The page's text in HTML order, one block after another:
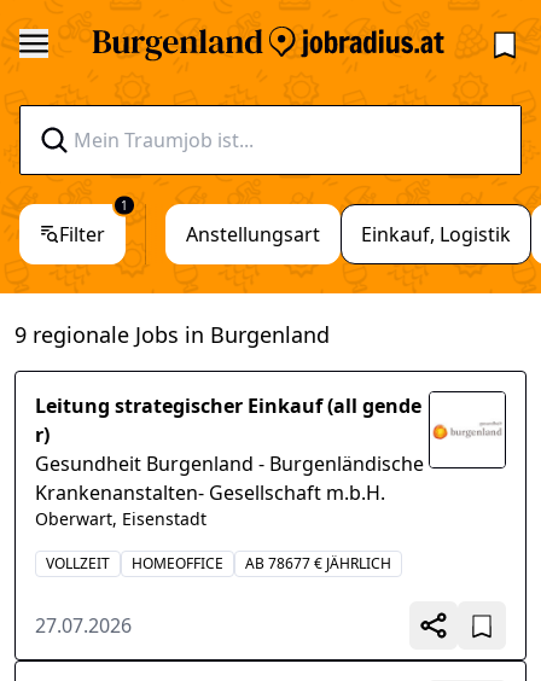
Filter
1
Anstellungsart Einkauf, Logistik
9 regionale Jobs in Burgenland
Leitung strategischer Einkauf (all gende
r)
Gesundheit Burgenland - Burgenländische
Krankenanstalten- Gesellschaft m.b.H.
Oberwart, Eisenstadt
VOLLZEIT HOMEOFFICE AB 78677 € JÄHRLICH
27.07.2026